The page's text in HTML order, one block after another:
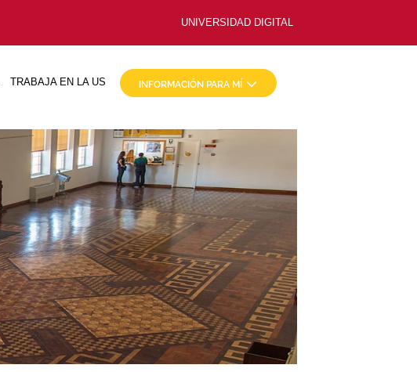
UNIVERSIDAD DIGITAL
TRABAJA EN LA US